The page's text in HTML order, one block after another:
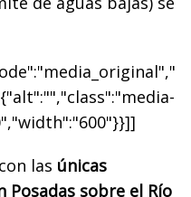
las únicas
Posadas sobre el Río